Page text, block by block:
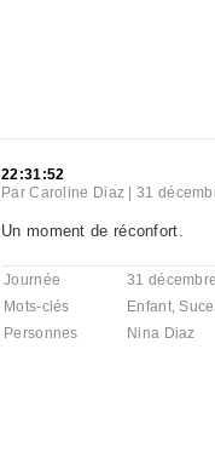
22:31:52
ParCaroline Diaz |31
Un moment de réconfort.
Journée
31 décembre
Mots-clés
Enfant,
Personnes
Nina Diaz